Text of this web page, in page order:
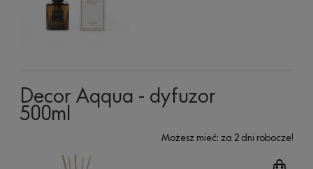
Decor Aqqua - dyfuzor
500ml
Możesz mieć: za 2 dni robocze!